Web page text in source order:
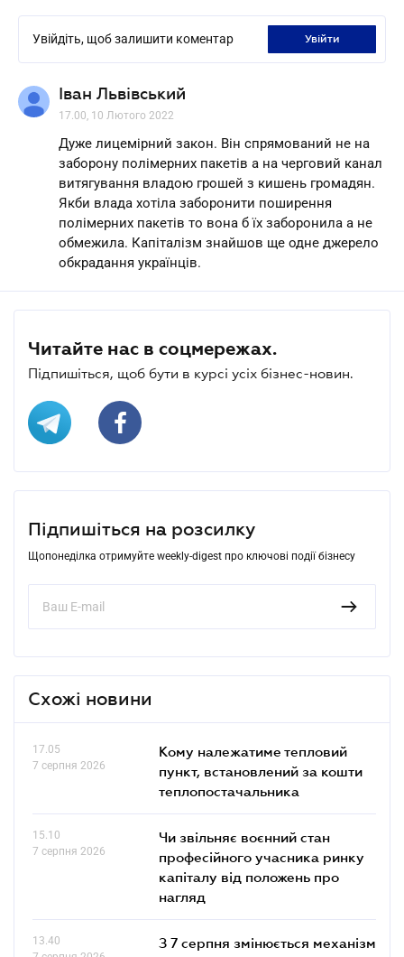
Увійдіть, щоб залишити коментар увійти
Іван Львівський
17.00, 10 Лютого 2022
Дуже лицемірний закон. Він спрямований не на
заборону полімерних пакетів а на черговий канал
витягування владою грошей з кишень громадян.
Якби влада хотіла заборонити поширення
полімерних пакетів то вона б їх заборонила а не
обмежила. Капіталізм знайшов ще одне джерело
обкрадання українців.
Читайте нас в соцмережах.
Підпишіться, щоб бути в курсі усіх бізнес-новин.
Підпишіться на розсилку
Щопонеділка отримуйте weekly-digest про ключові події бізнесу
Схожі новини
17.05
7 серпня 2026
Кому належатиме тепловий
пункт, встановлений за кошти
теплопостачальника
15.10
7 серпня 2026
Чи звільняє воєнний стан
професійного учасника ринку
капіталу від положень про
нагляд
13.40
З 7 серпня змінюється механізм